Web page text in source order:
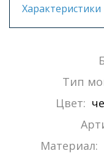
Характеристики
Тип
Цвет:
Материал: